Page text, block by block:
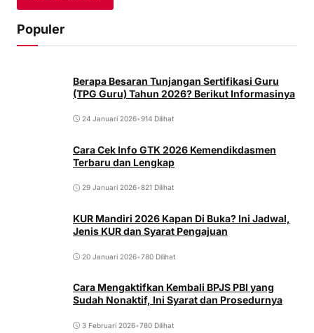
Populer
Berapa Besaran Tunjangan Sertifikasi Guru
(TPG Guru) Tahun 2026? Berikut Informasinya
24 Januari 2026•914 Dilihat
Cara Cek Info GTK 2026 Kemendikdasmen
Terbaru dan Lengkap
29 Januari 2026•821 Dilihat
KUR Mandiri 2026 Kapan Di Buka? Ini Jadwal,
Jenis KUR dan Syarat Pengajuan
20 Januari 2026•780 Dilihat
Cara Mengaktifkan Kembali BPJS PBI yang
Sudah Nonaktif, Ini Syarat dan Prosedurnya
3 Februari 2026•780 Dilihat